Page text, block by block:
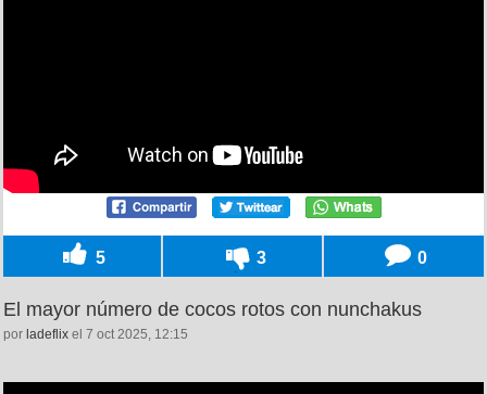
5 3 0
El mayor número de cocos rotos con nunchakus
por ladeflix el 7 oct 2025, 12:15